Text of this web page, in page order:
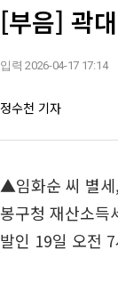
[부음] 곽
입력 2026-04-17 17:14
정수천 기자
▲임화순 씨 별세
봉구청 재산소
발인 19일 오전